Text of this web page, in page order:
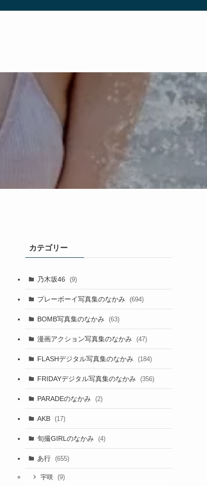
カテゴリー
乃木坂46 (9)
プレーボーイ写真集のなかみ (694)
BOMB写真集のなかみ (63)
漫画アクション写真集のなかみ (47)
FLASHデジタル写真集のなかみ (184)
FRIDAYデジタル写真集のなかみ (356)
PARADEのなかみ (2)
AKB (17)
旬撮GIRLのなかみ (4)
あ行 (655)
宇咲 (9)